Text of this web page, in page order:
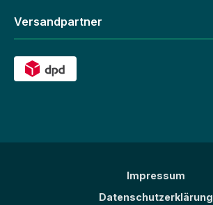
Versandpartner
Impressum
Datenschutzerklärung